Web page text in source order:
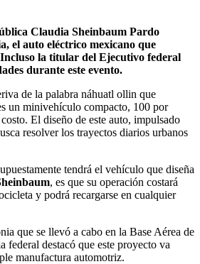
Claudia Sheinbaum Pardo
el auto eléctrico mexicano que
la titular del Ejecutivo federal
durante este evento.
de la palabra náhuatl ollin que
un minivehículo compacto, 100 por
El diseño de este auto, impulsado
resolver los trayectos diarios urbanos
tendrá el vehículo que diseña
, es que su operación costará
y podrá recargarse en cualquier
que se llevó a cabo en la Base Aérea de
federal destacó que este proyecto va
manufactura automotriz.